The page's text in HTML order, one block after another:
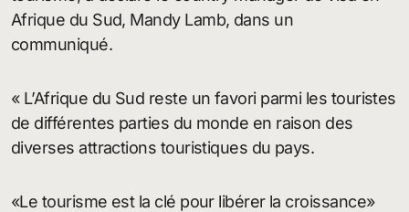
Afrique du Sud, Mandy Lamb, dans un
communiqué.
« L’Afrique du Sud reste un favori parmi les touristes
de différentes parties du monde en raison des
diverses attractions touristiques du pays.
«Le tourisme est la clé pour libérer la croissance»